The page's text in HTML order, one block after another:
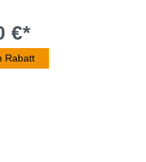
€*
Rabatt